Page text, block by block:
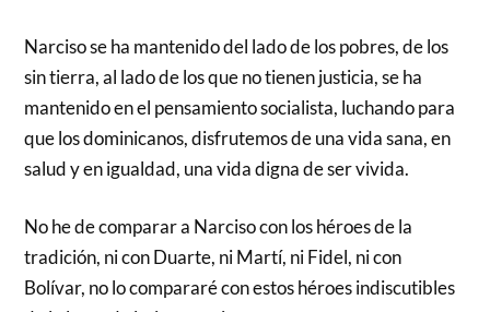
Narciso se ha mantenido del lado de los pobres, de los
sin tierra, al lado de los que no tienen justicia, se ha
mantenido en el pensamiento socialista, luchando para
que los dominicanos, disfrutemos de una vida sana, en
salud y en igualdad, una vida digna de ser vivida.
No he de comparar a Narciso con los héroes de la
tradición, ni con Duarte, ni Martí, ni Fidel, ni con
Bolívar, no lo compararé con estos héroes indiscutibles